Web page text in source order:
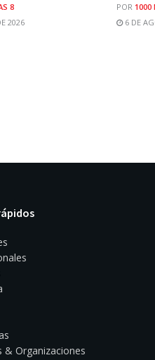
8
2026
POR 1000
6 DE
& Organizaciones